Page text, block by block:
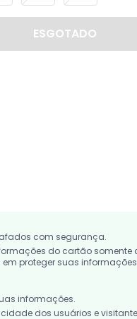
ESGOTADO
com segurança.
do cartão
proteger suas
informações.
dos usuários e